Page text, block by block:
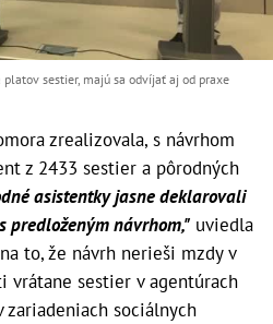
sestier, majú sa odvíjať aj od praxe
zrealizovala, s návrhom
z 2433 sestier a pôrodných
asistentky jasne deklarovali
predloženým návrhom," uviedla
to, že návrh nerieši mzdy v
vrátane sestier v agentúrach
sociálnych